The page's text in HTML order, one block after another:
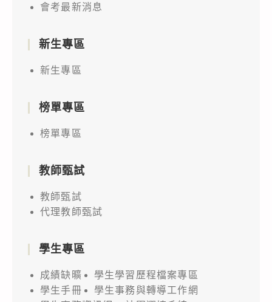
會考最新消息
新生專區
新生專區
榜單專區
榜單專區
教師甄試
教師甄試
代理教師甄試
學生專區
成績缺曠
學生學習歷程檔案專區
學生手冊
學生事務與轉導工作網